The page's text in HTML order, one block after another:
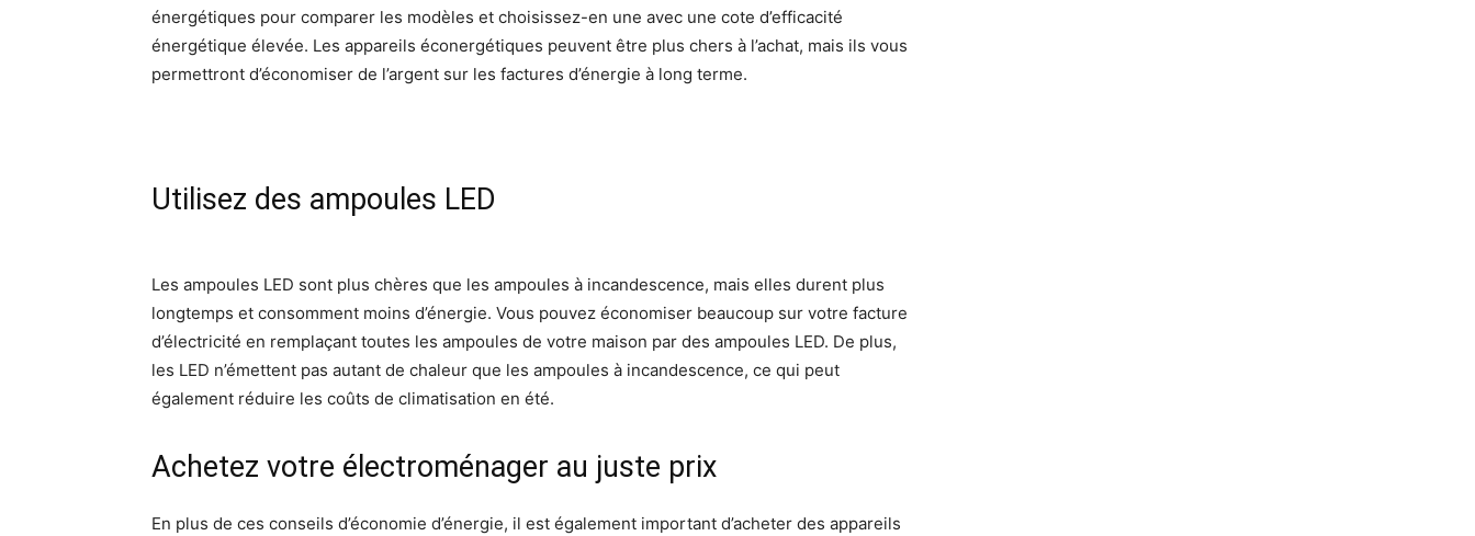
énergétiques pour comparer les modèles et choisissez-en une avec une cote d’efficacité
énergétique élevée. Les appareils éconergétiques peuvent être plus chers à l’achat, mais ils vous
permettront d’économiser de l’argent sur les factures d’énergie à long terme.
Utilisez des ampoules LED
Les ampoules LED sont plus chères que les ampoules à incandescence, mais elles durent plus
longtemps et consomment moins d’énergie. Vous pouvez économiser beaucoup sur votre facture
d’électricité en remplaçant toutes les ampoules de votre maison par des ampoules LED. De plus,
les LED n’émettent pas autant de chaleur que les ampoules à incandescence, ce qui peut
également réduire les coûts de climatisation en été.
Achetez votre électroménager au juste prix
En plus de ces conseils d’économie d’énergie, il est également important d’acheter des appareils